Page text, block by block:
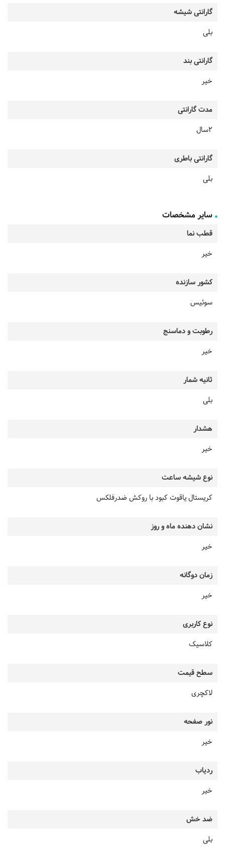
گارانتی شیشه
بلی
گارانتی بند
خیر
مدت گارانتی
2سال
گارانتی باطری
بلی
سایر مشخصات
قطب نما
خیر
کشور سازنده
سوئیس
رطوبت و دماسنج
خیر
ثانیه شمار
بلی
هشدار
خیر
نوع شیشه ساعت
کریستال یاقوت کبود با روکش ضدرفلکس
نشان دهنده ماه و روز
خیر
زمان دوگانه
خیر
نوع کاربری
کلاسیک
سطح قیمت
لاکچری
نور صفحه
خیر
ردیاب
خیر
ضد خش
بلی